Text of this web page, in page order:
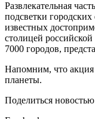
Развлекательная
подсветки
известных
столицей
7000 городов,
Напомним, что акция
планеты.
Поделиться